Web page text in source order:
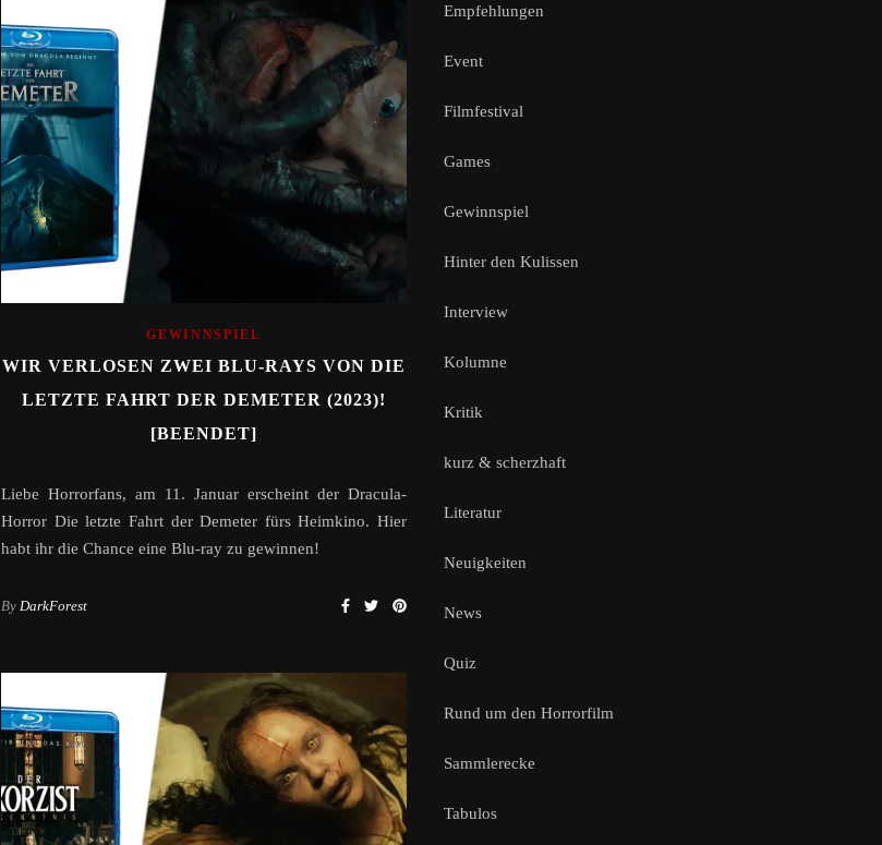
GEWINNSPIEL
WIR VERLOSEN ZWEI BLU-RAYS VON DIE
LETZTE FAHRT DER DEMETER (2023)!
[BEENDET]
Liebe Horrorfans, am 11. Januar erscheint der Dracula-
Horror Die letzte Fahrt der Demeter fürs Heimkino. Hier
habt ihr die Chance eine Blu-ray zu gewinnen!
By DarkForest
Empfehlungen
Event
Filmfestival
Games
Gewinnspiel
Hinter den Kulissen
Interview
Kolumne
Kritik
kurz & scherzhaft
Literatur
Neuigkeiten
News
Quiz
Rund um den Horrorfilm
Sammlerecke
Tabulos